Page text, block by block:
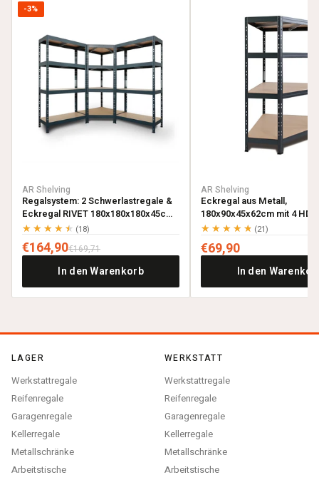
-3%
AR Shelving
Regalsystem: 2 Schwerlastregale &
Eckregal RIVET 180x180x180x45cm
mit 4 HDF-Böden, anthrazitgrau
★★★★★ (18)
€164,90€169,71
In den Warenkorb
AR Shelving
Eckregal aus Metall,
180x90x45x62cm mit 4
anthrazitgrau
★★★★★ (21)
€69,90
In den
LAGER
Werkstattregale
Reifenregale
Garagenregale
Kellerregale
Metallschränke
Arbeitstische
WERKSTATT
Werkstattregale
Reifenregale
Garagenregale
Kellerregale
Metallschränke
Arbeitstische